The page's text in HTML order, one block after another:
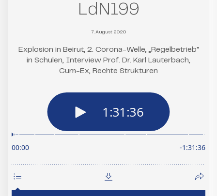
LdN199
7. August 2020
Explosion in Beirut, 2. Corona-Welle, „Regelbetrieb“
in Schulen, Interview Prof. Dr. Karl Lauterbach,
Cum-Ex, Rechte Strukturen